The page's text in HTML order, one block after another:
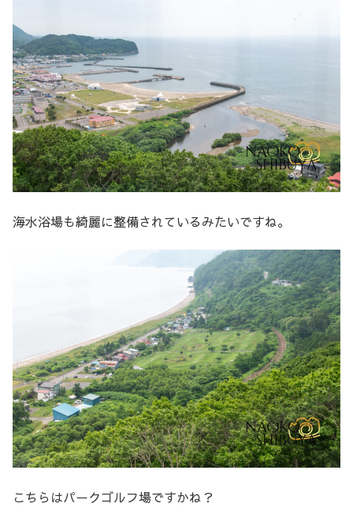
海水浴場も綺麗に整備されているみたいですね。
こちらはパークゴルフ場ですかね？